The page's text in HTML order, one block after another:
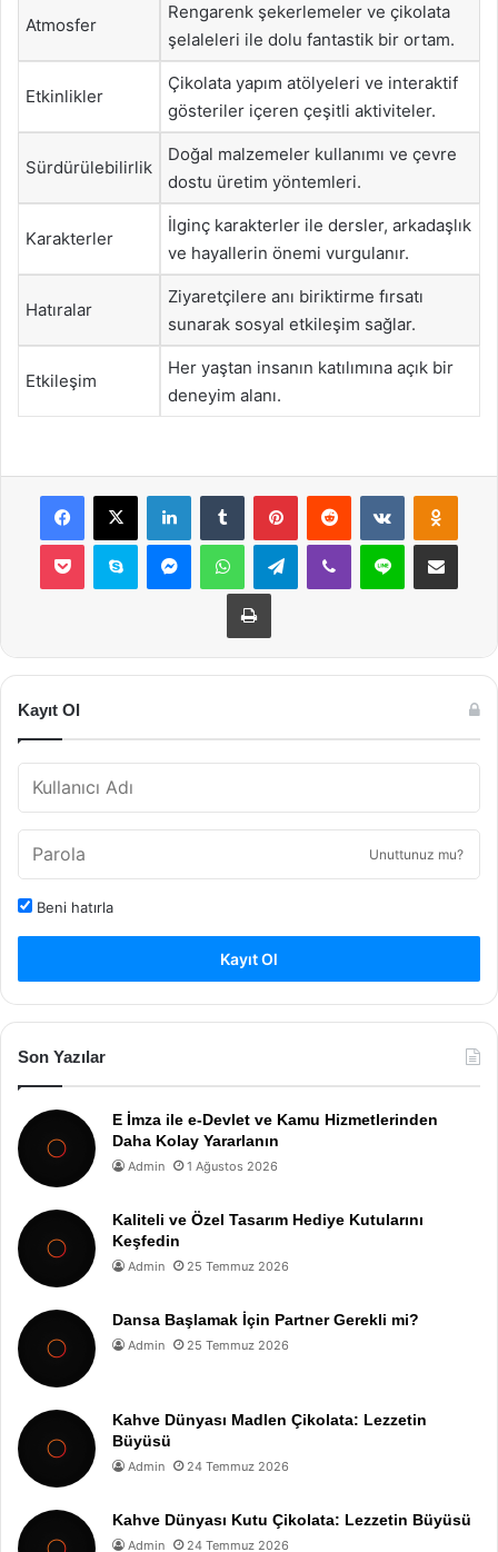
Atmosfer
Rengarenk şekerlemeler ve çikolata
şelaleleri ile dolu fantastik bir ortam.
Etkinlikler
Çikolata yapım atölyeleri ve interaktif
gösteriler içeren çeşitli aktiviteler.
Sürdürülebilirlik
Doğal malzemeler kullanımı ve çevre
dostu üretim yöntemleri.
Karakterler
İlginç karakterler ile dersler, arkadaşlık
ve hayallerin önemi vurgulanır.
Hatıralar
Ziyaretçilere anı biriktirme fırsatı
sunarak sosyal etkileşim sağlar.
Etkileşim
Her yaştan insanın katılımına açık bir
deneyim alanı.
Facebook
X LinkedInTumblr PinterestReddit VKontakte
Pocket Skype MessengerWhatsAppTelegramViber Line E-Posta ile
Yazdır
Kayıt Ol
Unuttunuz mu?
Beni hatırla
Kayıt Ol
Son Yazılar
E İmza ile e-Devlet ve Kamu Hizmetlerinden
Daha Kolay Yararlanın
Admin 1 Ağustos 2026
Kaliteli ve Özel Tasarım Hediye Kutularını
Keşfedin
Admin 25 Temmuz 2026
Dansa Başlamak İçin Partner Gerekli mi?
Admin 25 Temmuz 2026
Kahve Dünyası Madlen Çikolata: Lezzetin
Büyüsü
Admin 24 Temmuz 2026
Kahve Dünyası Kutu Çikolata: Lezzetin Büyüsü
Admin 24 Temmuz 2026